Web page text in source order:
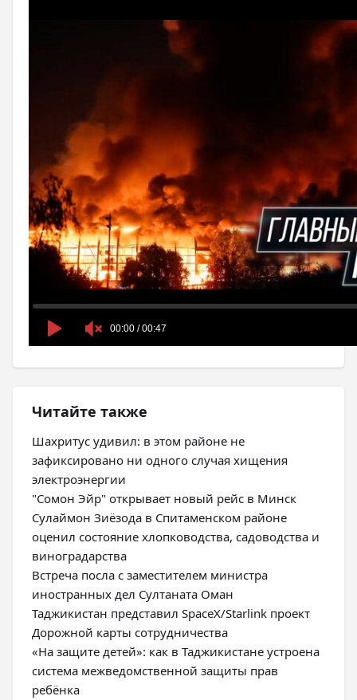
Читайте также
Шахритус удивил: в этом районе не
зафиксировано ни одного случая хищения
электроэнергии
"Сомон Эйр" открывает новый рейс в Минск
Сулаймон Зиёзода в Спитаменском районе
оценил состояние хлопководства, садоводства и
виноградарства
Встреча посла с заместителем министра
иностранных дел Султаната Оман
Таджикистан представил SpaceX/Starlink проект
Дорожной карты сотрудничества
«На защите детей»: как в Таджикистане устроена
система межведомственной защиты прав
ребёнка